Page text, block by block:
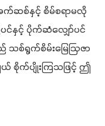
က်ဆစ်နှင့် စိမ်စရာမလို
င်နှင့် ပိုက်ဆံလျှော်ပင်
ည် သစ်ရွက်စိမ်းမြေဩဇာ
ယ် စိုက်ပျိုးကြသဖြင့် ဤ